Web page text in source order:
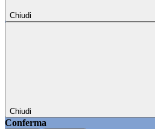
Chiudi
Chiudi
Conferma